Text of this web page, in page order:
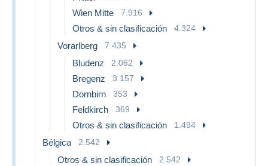
Wien Mitte 7.916
Otros & sin clasificación 4.324
Vorarlberg 7.435
Bludenz 2.062
Bregenz 3.157
Dornbirn 353
Feldkirch 369
Otros & sin clasificación 1.494
Bélgica 2.542
Otros & sin clasificación 2.542